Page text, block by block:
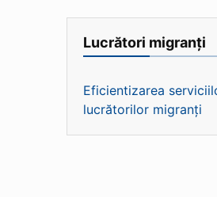
Lucrători migranți
Eficientizarea
lucrătorilor migranți